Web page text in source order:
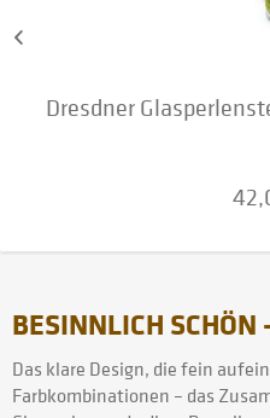
Dresdner
BESINNLICH
Das klare Design, die fein
Farbkombinationen – das